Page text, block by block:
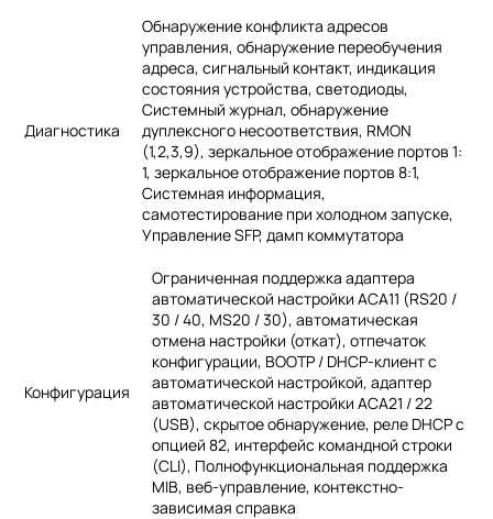
Диагностика
Обнаружение конфликта адресов
управления, обнаружение переобучения
адреса, сигнальный контакт, индикация
состояния устройства, светодиоды,
Системный журнал, обнаружение
дуплексного несоответствия, RMON
(1,2,3,9), зеркальное отображение портов 1:
1, зеркальное отображение портов 8:1,
Системная информация,
самотестирование при холодном запуске,
Управление SFP, дамп коммутатора
Конфигурация
Ограниченная поддержка адаптера
автоматической настройки ACA11 (RS20 /
30 / 40, MS20 / 30), автоматическая
отмена настройки (откат), отпечаток
конфигурации, BOOTP / DHCP-клиент с
автоматической настройкой, адаптер
автоматической настройки ACA21 / 22
(USB), скрытое обнаружение, реле DHCP с
опцией 82, интерфейс командной строки
(CLI), Полнофункциональная поддержка
MIB, веб-управление, контекстно-
зависимая справка